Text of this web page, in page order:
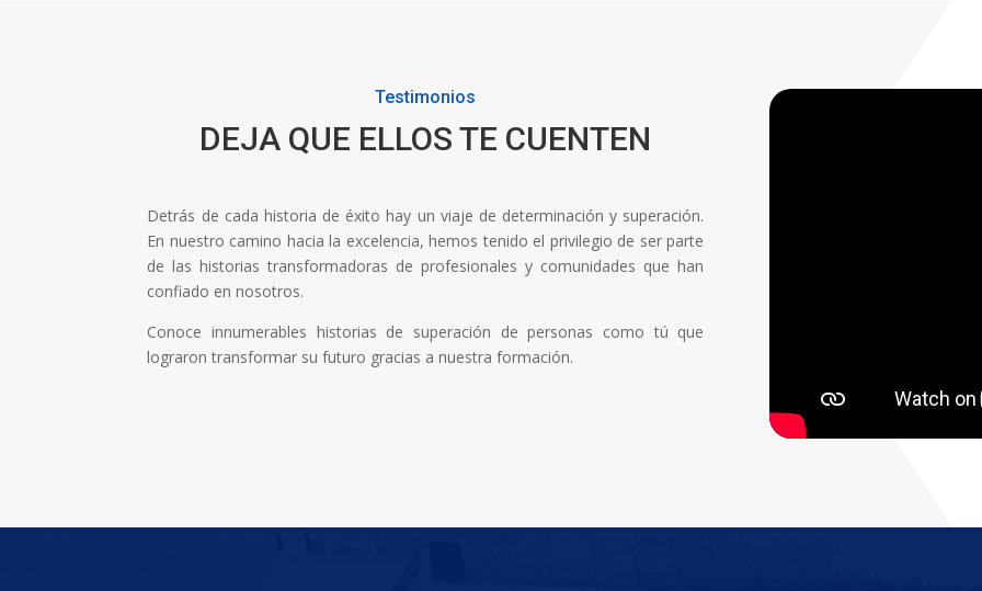
Testimonios
DEJA QUE ELLOS TE CUENTEN
Detrás de cada historia de éxito hay un viaje de determinación y superación.
En nuestro camino hacia la excelencia, hemos tenido el privilegio de ser parte
de las historias transformadoras de profesionales y comunidades que han
confiado en nosotros.
Conoce innumerables historias de superación de personas como tú que
lograron transformar su futuro gracias a nuestra formación.